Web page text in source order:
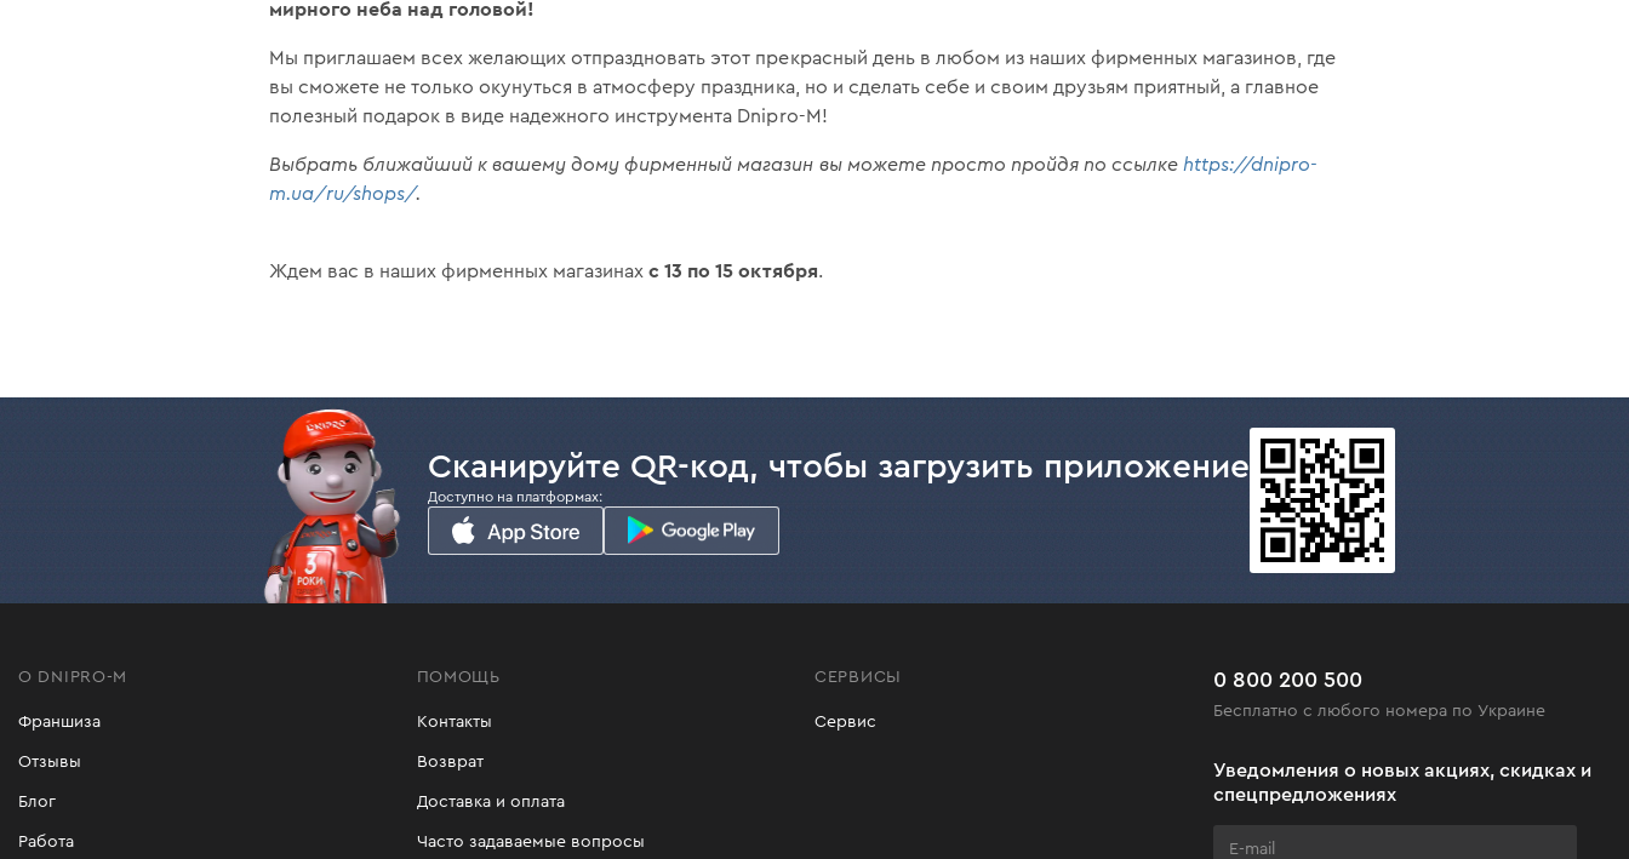
мирного неба над головой!
Мы приглашаем всех желающих отпраздновать этот прекрасный день в любом из наших фирменных магазинов, где
вы сможете не только окунуться в атмосферу праздника, но и сделать себе и своим друзьям приятный, а главное
полезный подарок в виде надежного инструмента Dnipro-M!
Выбрать ближайший к вашему дому фирменный магазин вы можете просто пройдя по ссылке https://dnipro-
m.ua/ru/shops/.
Ждем вас в наших фирменных магазинахс 13 по 15 октября.
Сканируйте QR-код, чтобы загрузить приложение
Доступно на платформах:
О DNIPRO-M
Франшиза
Отзывы
Блог
Работа
ПОМОЩЬ
Контакты
Возврат
Доставка и оплата
Часто задаваемые вопросы
СЕРВИСЫ
Сервис
0 800 200 500
Бесплатно с любого номера по Украине
Уведомления о новых акциях, скидках и
спецпредложениях